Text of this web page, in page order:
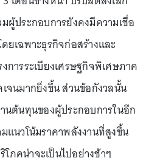
ประกอบการยังคงมีความเชื่อ
ยเฉพาะธุรกิจก่อสร้างและ
การระเบียงเศรษฐกิจพิเศษภาค
นมากยิ่งขึ้น ส่วนข้อกังวลนั้น
นต้นทุนของผู้ประกอบการในอีก
แนวโน้มราคาพลังงานที่สูงขึ้น
ภคน่าจะเป็นไปอย่างช้าๆ